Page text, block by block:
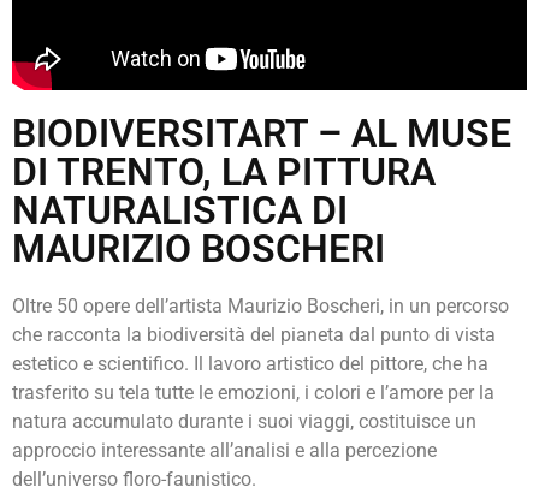
BIODIVERSITART – AL MUSE
DI TRENTO, LA PITTURA
NATURALISTICA DI
MAURIZIO BOSCHERI
Oltre 50 opere dell’artista Maurizio Boscheri, in un percorso
che racconta la biodiversità del pianeta dal punto di vista
estetico e scientifico. Il lavoro artistico del pittore, che ha
trasferito su tela tutte le emozioni, i colori e l’amore per la
natura accumulato durante i suoi viaggi, costituisce un
approccio interessante all’analisi e alla percezione
dell’universo floro-faunistico.